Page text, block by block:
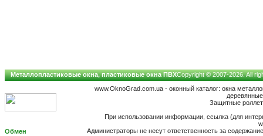
Металлопластиковые окна, пластиковые окна ПВХCopyright © 2007-2026. All
www.OknoGrad.com.ua - оконный каталог: окна
Защитные
При использовании информации, ссылка (для
Администраторы не несут ответственность за
Обмен